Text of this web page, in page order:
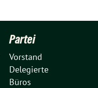
Partei
Vorstand
Delegierte
Büros